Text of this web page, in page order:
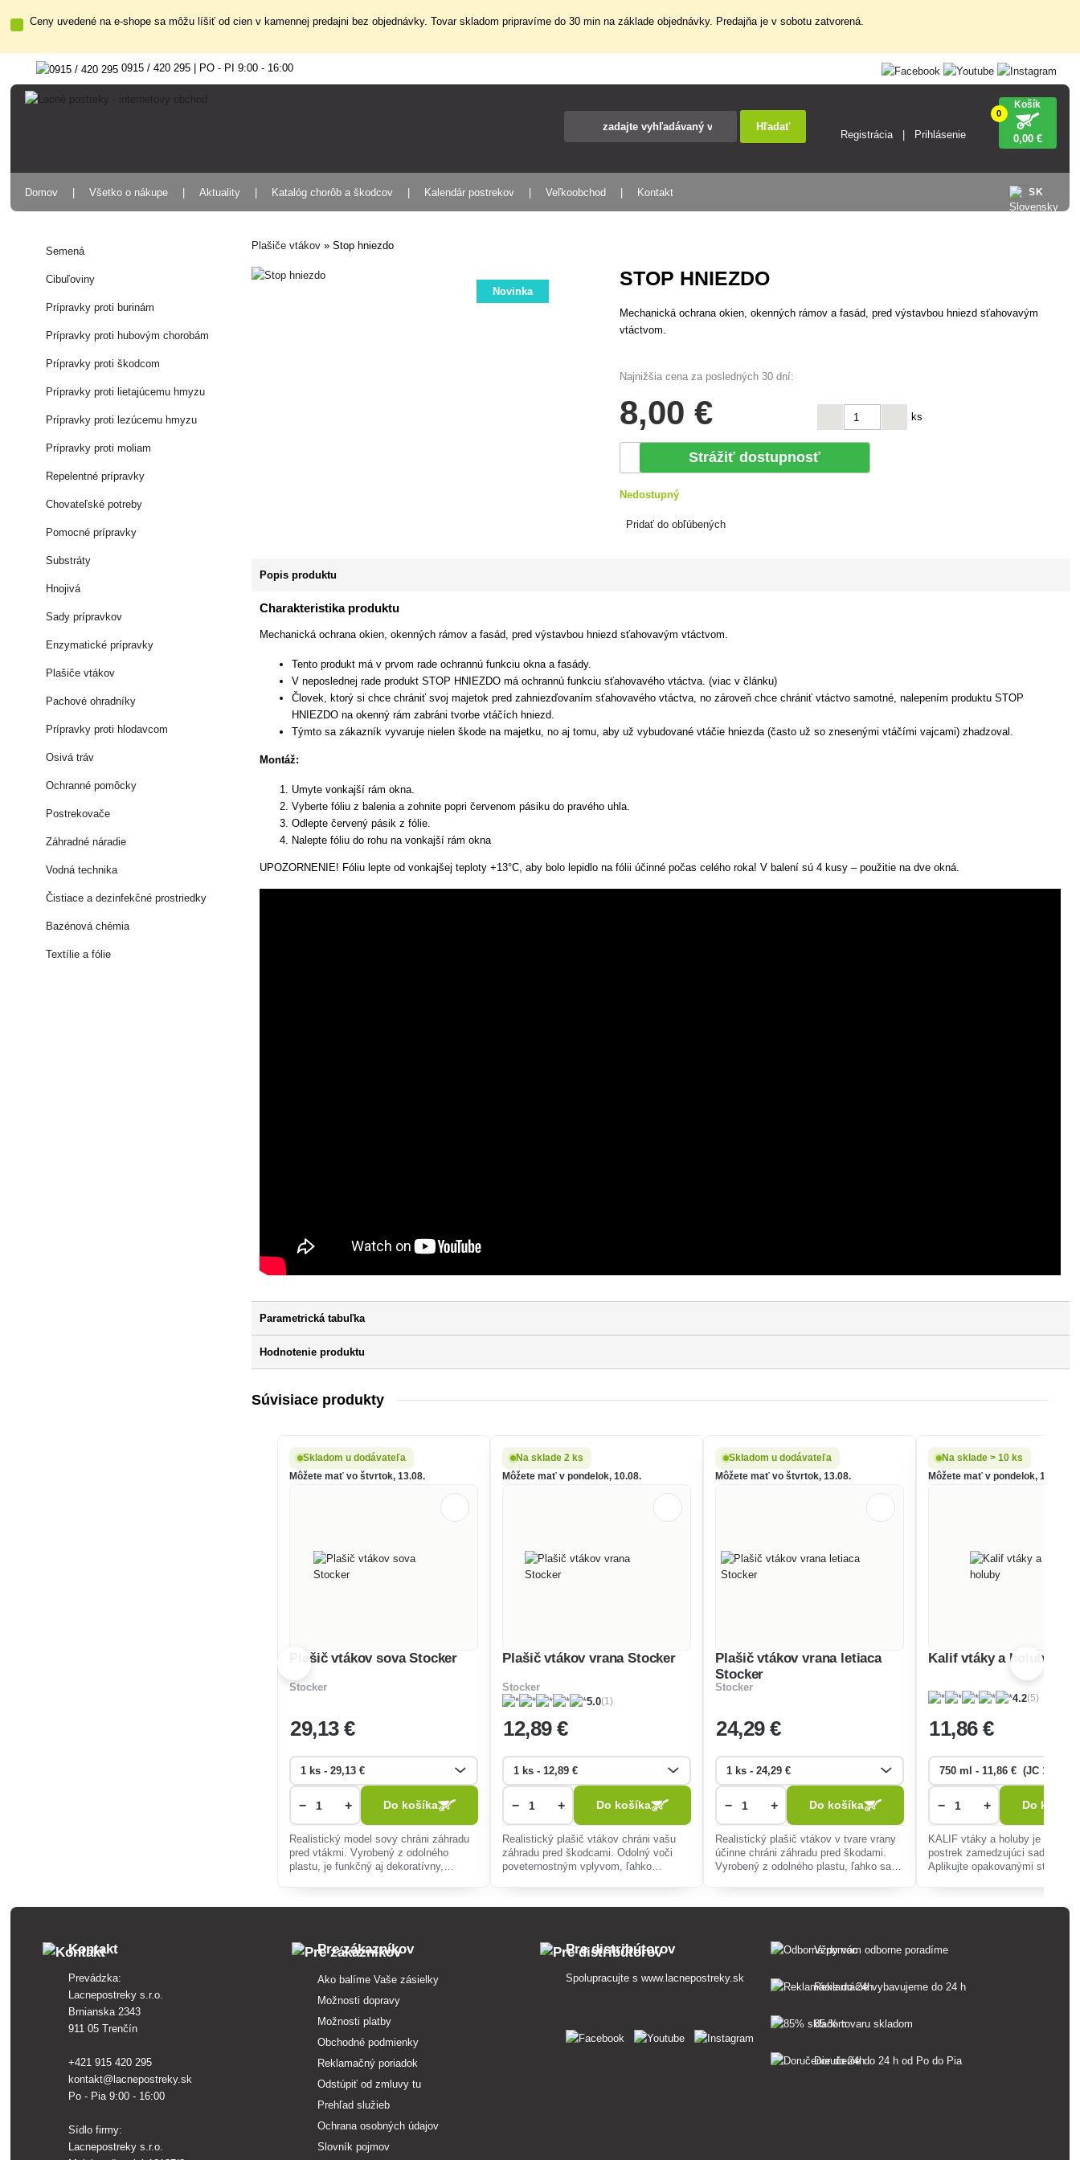
Ceny uvedené na e-shope sa môžu líšiť od cien v kamennej predajni bez objednávky. Tovar skladom pripravíme do 30 min na základe objednávky. Predajňa je v sobotu zatvorená.
0915 / 420 295 | PO - PI 9:00 - 16:00
Hľadať
Registrácia Prihlásenie
0
Košík
0,00 €
SK
Domov Všetko o nákupe Aktuality Katalóg chorôb a škodcov Kalendár postrekov Veľkoobchod Kontakt
Semená
Cibuľoviny
Prípravky proti burinám
Prípravky proti hubovým chorobám
Prípravky proti škodcom
Prípravky proti lietajúcemu hmyzu
Prípravky proti lezúcemu hmyzu
Prípravky proti moliam
Repelentné prípravky
Chovateľské potreby
Pomocné prípravky
Substráty
Hnojivá
Sady prípravkov
Enzymatické prípravky
Plašiče vtákov
Pachové ohradníky
Prípravky proti hlodavcom
Osivá tráv
Ochranné pomôcky
Postrekovače
Záhradné náradie
Vodná technika
Čistiace a dezinfekčné prostriedky
Bazénová chémia
Textílie a fólie
Plašiče vtákov »Stop hniezdo
Novinka
STOP HNIEZDO
Mechanická ochrana okien, okenných rámov a fasád, pred výstavbou hniezd sťahovavým
vtáctvom.
Najnižšia cena za posledných 30 dní:
8,00 € ks
Strážiť dostupnosť
Nedostupný
Pridať do obľúbených
Popis produktu
Charakteristika produktu
Mechanická ochrana okien, okenných rámov a fasád, pred výstavbou hniezd sťahovavým vtáctvom.
Tento produkt má v prvom rade ochrannú funkciu okna a fasády.
V neposlednej rade produkt STOP HNIEZDO má ochrannú funkciu sťahovavého vtáctva. (viac v článku)
Človek, ktorý si chce chrániť svoj majetok pred zahniezďovaním sťahovavého vtáctva, no zároveň chce chrániť vtáctvo samotné, nalepením produktu STOP
HNIEZDO na okenný rám zabráni tvorbe vtáčích hniezd.
Týmto sa zákazník vyvaruje nielen škode na majetku, no aj tomu, aby už vybudované vtáčie hniezda (často už so znesenými vtáčími vajcami) zhadzoval.
Montáž:
Umyte vonkajší rám okna.
Vyberte fóliu z balenia a zohnite popri červenom pásiku do pravého uhla.
Odlepte červený pásik z fólie.
Nalepte fóliu do rohu na vonkajší rám okna
UPOZORNENIE! Fóliu lepte od vonkajšej teploty +13°C, aby bolo lepidlo na fólii účinné počas celého roka! V balení sú 4 kusy – použitie na dve okná.
Parametrická tabuľka
Hodnotenie produktu
Súvisiace produkty
Skladom u dodávateľa
Môžete mať vo štvrtok, 13.08.
Plašič vtákov sova Stocker
Stocker
29,13 €
− + Do košíka
Realistický model sovy chráni záhradu
pred vtákmi. Vyrobený z odolného
plastu, je funkčný aj dekoratívny,
Na sklade 2 ks
Môžete mať v pondelok, 10.08.
Plašič vtákov vrana Stocker
Stocker
5.0(1)
12,89 €
− + Do košíka
Realistický plašič vtákov chráni vašu
záhradu pred škodcami. Odolný voči
poveternostným vplyvom, ľahko
Skladom u dodávateľa
Môžete mať vo štvrtok, 13.08.
Plašič vtákov vrana letiaca
Stocker
Stocker
24,29 €
− + Do košíka
Realistický plašič vtákov v tvare vrany
účinne chráni záhradu pred škodami.
Vyrobený z odolného plastu, ľahko sa
Na sklade > 10 ks
Môžete mať v pondelok, 10.08.
Kalif vtáky a holuby
4.2(5)
11,86 €
− + Do košíka
KALIF vtáky a holuby je
postrek zamedzujúci sadaniu
Aplikujte opakovanými
Postrek prípra
Kontakt
Prevádzka:
Lacnepostreky s.r.o.
Brnianska 2343
911 05 Trenčín
+421 915 420 295
kontakt@lacnepostreky.sk
Po - Pia 9:00 - 16:00
Sídlo firmy:
Lacnepostreky s.r.o.
Pre zákazníkov
Ako balíme Vaše zásielky
Možnosti dopravy
Možnosti platby
Obchodné podmienky
Reklamačný poriadok
Odstúpiť od zmluvy tu
Prehľad služieb
Ochrana osobných údajov
Slovník pojmov
Pre distribútorov
Spolupracujte swww.lacnepostreky.sk
Vždy vám odborne poradíme
Reklamácie vybavujeme do 24 h
85 % tovaru skladom
Doručenie do 24 h od Po do Pia